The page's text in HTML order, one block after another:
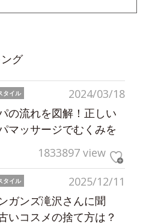
グ
2024/03/18
タイル
の流れを図解！正しい
マッサージでむくみを
1833897 view
2025/12/11
タイル
ガンズ滝沢さんに聞
いコスメの捨て方は？